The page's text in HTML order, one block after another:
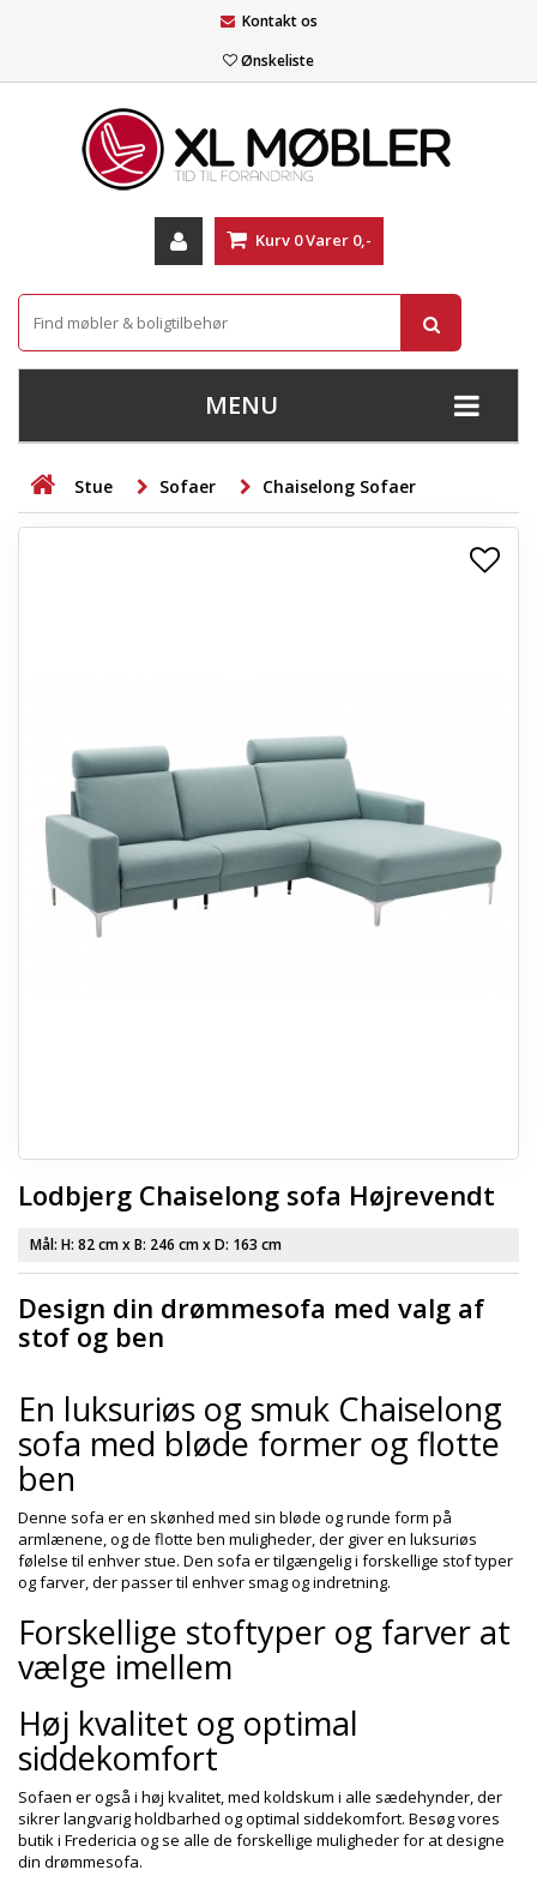
Kontakt os
Ønskeliste
Kurv 0Varer 0,-
MENU
+
STUE
+
TÆPPER
LAMPER
+
ENTREMØBLER
+
HAVEMØBLER
Stue Sofaer Chaiselong Sofaer
Lodbjerg Chaiselong sofa Højrevendt
Mål: H: 82 cmx B: 246 cmx D: 163 cm
Design din drømmesofa med valg af
stof og ben
En luksuriøs og smuk Chaiselong
sofa med bløde former og flotte
ben
Denne sofa er en skønhed med sin bløde og runde form på
armlænene, og de flotte ben muligheder, der giver en luksuriøs
følelse til enhver stue. Den sofa er tilgængelig i forskellige stof typer
og farver, der passer til enhver smag og indretning.
Forskellige stoftyper og farver at
vælge imellem
Høj kvalitet og optimal
siddekomfort
Sofaen er også i høj kvalitet, med koldskum i alle sædehynder, der
sikrer langvarig holdbarhed og optimal siddekomfort. Besøg vores
butik i Fredericia og se alle de forskellige muligheder for at designe
din drømmesofa.